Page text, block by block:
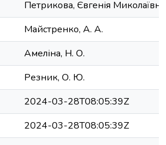
Петрикова, Євгенія Миколаївна
Майстренко, А. А.
Амеліна, Н. О.
Резник, О. Ю.
2024-03-28T08:05:39Z
2024-03-28T08:05:39Z